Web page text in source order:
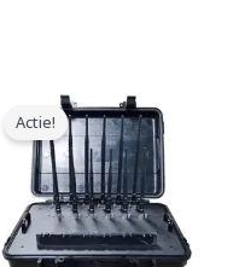
Actie!
Oorspronkelijke
prijs
was:
$3,999.00.
prijs
is:
$2,499.99.